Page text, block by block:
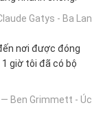
Gatys - Ba Lan
nơi được đóng
giờ tôi đã có bộ
Ben Grimmett - Úc